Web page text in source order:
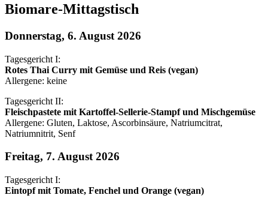
Biomare-Mittagstisch
Donnerstag, 6. August 2026
Tagesgericht I:
Rotes Thai Curry mit Gemüse und Reis (vegan)
Allergene: keine
Tagesgericht II:
Fleischpastete mit Kartoffel-Sellerie-Stampf und Mischgemüse
Allergene: Gluten, Laktose, Ascorbinsäure, Natriumcitrat,
Natriumnitrit, Senf
Freitag, 7. August 2026
Tagesgericht I:
Eintopf mit Tomate, Fenchel und Orange (vegan)